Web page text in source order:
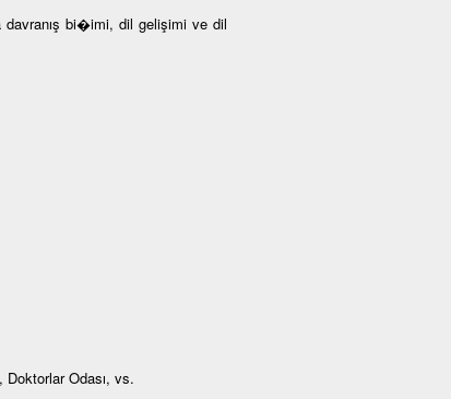
bi�imi, dil gelişimi ve dil
Doktorlar Odası, vs.